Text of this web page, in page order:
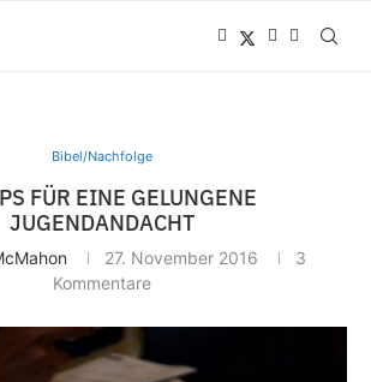
Bibel/Nachfolge
FÜR EINE GELUNGENE
JUGENDANDACHT
27. November 2016
3
Kommentare